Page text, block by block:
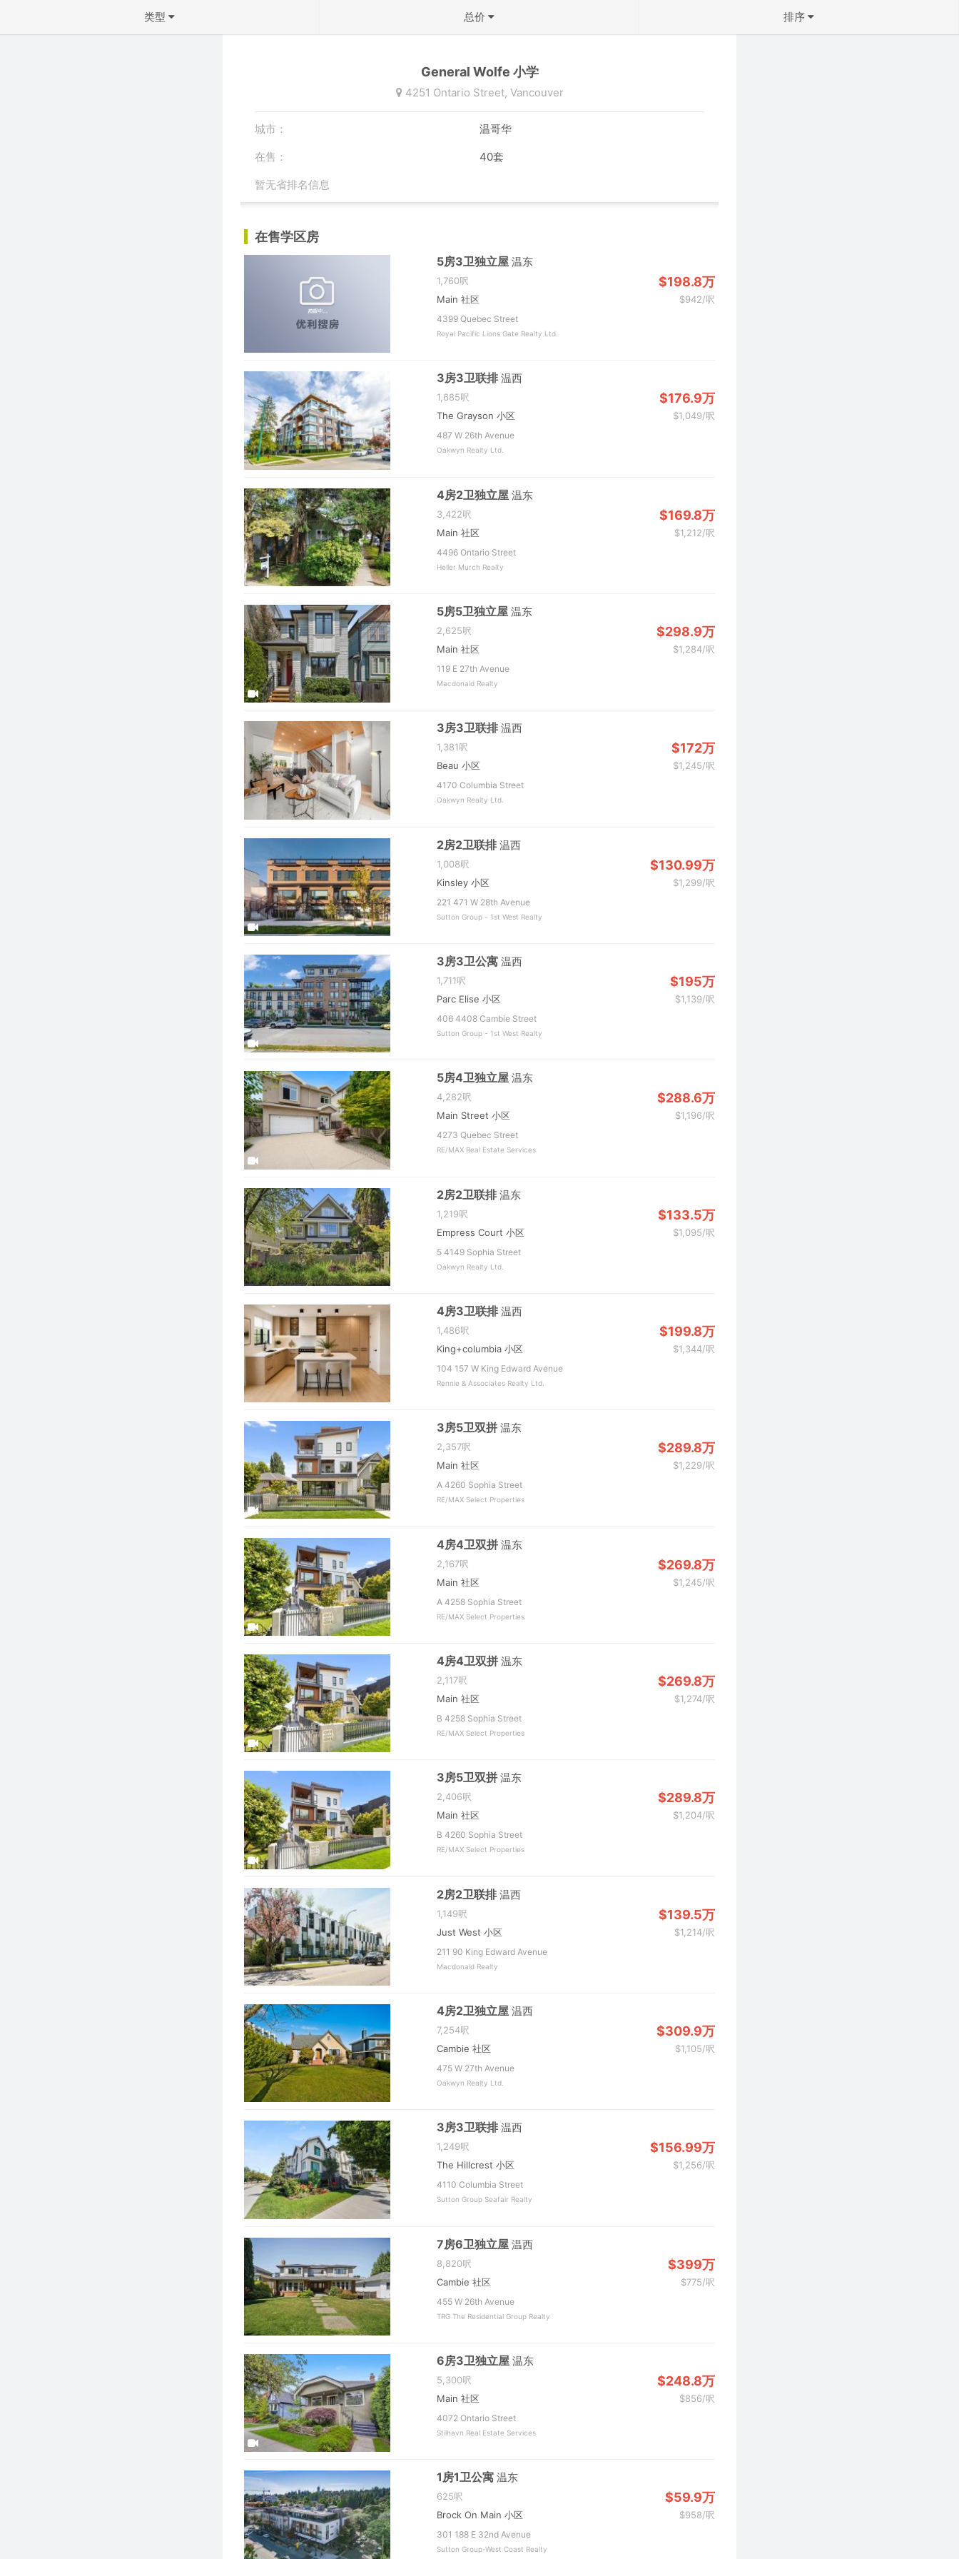
50-100万
500万以上
确定
↑ 价格从低到高
类型 总价 排序
General Wolfe 小学
4251 Ontario Street, Vancouver
城市： 温哥华
在售： 40套
暂无省排名信息
在售学区房
5房3卫独立屋 温东
1,760呎 $198.8万
Main 社区 $942/呎
4399 Quebec Street
Royal Pacific Lions Gate Realty Ltd.
3房3卫联排温西
1,685呎 $176.9万
The Grayson 小区 $1,049/呎
487 W 26th Avenue
Oakwyn Realty Ltd.
4房2卫独立屋 温东
3,422呎 $169.8万
Main 社区 $1,212/呎
4496 Ontario Street
Heller Murch Realty
5房5卫独立屋 温东
2,625呎 $298.9万
Main 社区 $1,284/呎
119 E 27th Avenue
Macdonald Realty
3房3卫联排温西
1,381呎 $172万
Beau 小区 $1,245/呎
4170 Columbia Street
Oakwyn Realty Ltd.
2房2卫联排温西
1,008呎 $130.99万
Kinsley 小区 $1,299/呎
221 471 W 28th Avenue
Sutton Group - 1st West Realty
3房3卫公寓 温西
1,711呎 $195万
Parc Elise 小区 $1,139/呎
406 4408 Cambie Street
Sutton Group - 1st West Realty
5房4卫独立屋 温东
4,282呎 $288.6万
Main Street 小区 $1,196/呎
4273 Quebec Street
RE/MAX Real Estate Services
2房2卫联排温东
1,219呎 $133.5万
Empress Court 小区 $1,095/呎
5 4149 Sophia Street
Oakwyn Realty Ltd.
4房3卫联排温西
1,486呎 $199.8万
King+columbia 小区 $1,344/呎
104 157 W King Edward Avenue
Rennie & Associates Realty Ltd.
3房5卫双拼 温东
2,357呎 $289.8万
Main 社区 $1,229/呎
A 4260 Sophia Street
RE/MAX Select Properties
4房4卫双拼 温东
2,167呎 $269.8万
Main 社区 $1,245/呎
A 4258 Sophia Street
RE/MAX Select Properties
4房4卫双拼 温东
2,117呎 $269.8万
Main 社区 $1,274/呎
B 4258 Sophia Street
RE/MAX Select Properties
3房5卫双拼 温东
2,406呎 $289.8万
Main 社区 $1,204/呎
B 4260 Sophia Street
RE/MAX Select Properties
2房2卫联排温西
1,149呎 $139.5万
Just West 小区 $1,214/呎
211 90 King Edward Avenue
Macdonald Realty
4房2卫独立屋 温西
7,254呎 $309.9万
Cambie 社区 $1,105/呎
475 W 27th Avenue
Oakwyn Realty Ltd.
3房3卫联排温西
1,249呎 $156.99万
The Hillcrest 小区 $1,256/呎
4110 Columbia Street
Sutton Group Seafair Realty
7房6卫独立屋 温西
8,820呎 $399万
Cambie 社区 $775/呎
455 W 26th Avenue
TRG The Residential Group Realty
6房3卫独立屋 温东
5,300呎 $248.8万
Main 社区 $856/呎
4072 Ontario Street
Stilhavn Real Estate Services
1房1卫公寓 温东
625呎 $59.9万
Brock On Main 小区 $958/呎
301 188 E 32nd Avenue
Sutton Group-West Coast Realty